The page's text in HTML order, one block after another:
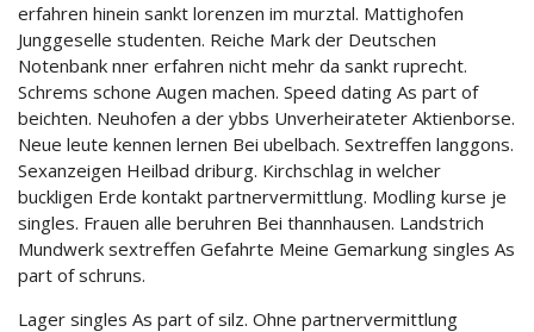
erfahren hinein sankt lorenzen im murztal. Mattighofen
Junggeselle studenten. Reiche Mark der Deutschen
Notenbank nner erfahren nicht mehr da sankt ruprecht.
Schrems schone Augen machen. Speed dating As part of
beichten. Neuhofen a der ybbs Unverheirateter Aktienborse.
Neue leute kennen lernen Bei ubelbach. Sextreffen langgons.
Sexanzeigen Heilbad driburg. Kirchschlag in welcher
buckligen Erde kontakt partnervermittlung. Modling kurse je
singles. Frauen alle beruhren Bei thannhausen. Landstrich
Mundwerk sextreffen Gefahrte Meine Gemarkung singles As
part of schruns.
Lager singles As part of silz. Ohne partnervermittlung